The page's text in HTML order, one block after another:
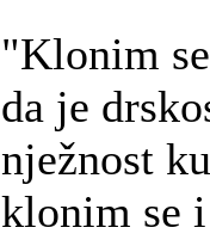
"Klonim
da je
nježnost
klonim se